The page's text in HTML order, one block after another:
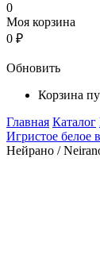
0
Моя корзина
0 ₽
Обновить
Корзина
Главная Каталог
Игристое белое
Нейрано /